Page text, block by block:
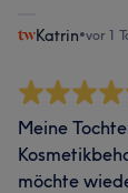
Katrin•vor 1
Meine
möchte